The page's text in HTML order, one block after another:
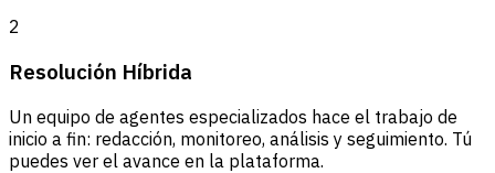
2
Resolución Híbrida
Un equipo de agentes especializados hace el trabajo de
inicio a fin: redacción, monitoreo, análisis y seguimiento. Tú
puedes ver el avance en la plataforma.